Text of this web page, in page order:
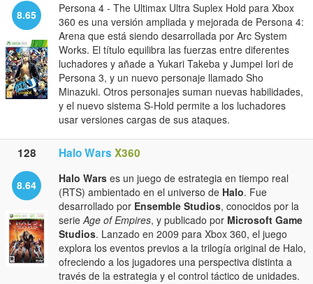
8.65
Persona 4 - The Ultimax Ultra Suplex Hold para Xbox
360 es una versión ampliada y mejorada de Persona 4:
Arena que está siendo desarrollada por Arc System
Works. El título equilibra las fuerzas entre diferentes
luchadores y añade a Yukari Takeba y Jumpei Iori de
Persona 3, y un nuevo personaje llamado Sho
Minazuki. Otros personajes suman nuevas habilidades,
y el nuevo sistema S-Hold permite a los luchadores
usar versiones cargas de sus ataques.
128 Halo Wars X360
8.64 Halo Wars es un juego de estrategia en tiempo real
(RTS) ambientado en el universo de Halo. Fue
desarrollado por Ensemble Studios, conocidos por la
serieAge of Empires, y publicado por Microsoft Game
Studios. Lanzado en 2009 para Xbox 360, el juego
explora los eventos previos a la trilogía original de Halo,
ofreciendo a los jugadores una perspectiva distinta a
través de la estrategia y el control táctico de unidades.